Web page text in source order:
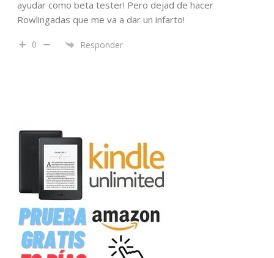
ayudar como beta tester! Pero dejad de hacer
Rowlingadas que me va a dar un infarto!
0 Responder